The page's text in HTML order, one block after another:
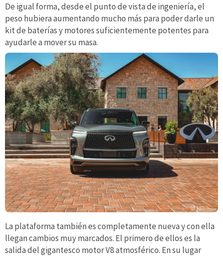
De igual forma, desde el punto de vista de ingeniería, el
peso hubiera aumentando mucho más para poder darle un
kit de baterías y motores suficientemente potentes para
ayudarle a mover su masa.
La plataforma también es completamente nueva y con ella
llegan cambios muy marcados. El primero de ellos es la
salida del gigantesco motor V8 atmosférico. En su lugar